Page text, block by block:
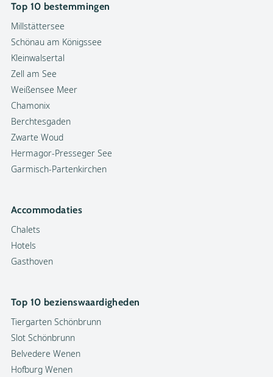
Top 10 bestemmingen
Millstättersee
Schönau am Königssee
Kleinwalsertal
Zell am See
Weißensee Meer
Chamonix
Berchtesgaden
Zwarte Woud
Hermagor-Presseger See
Garmisch-Partenkirchen
Accommodaties
Chalets
Hotels
Gasthoven
Top 10 bezienswaardigheden
Tiergarten Schönbrunn
Slot Schönbrunn
Belvedere Wenen
Hofburg Wenen